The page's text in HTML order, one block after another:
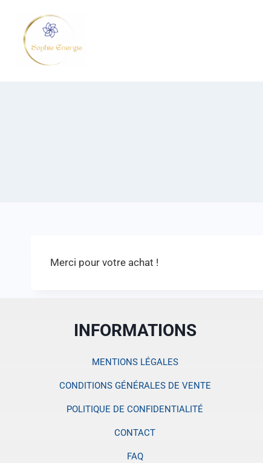
Merci pour votre achat !
INFORMATIONS
MENTIONS LÉGALES
CONDITIONS GÉNÉRALES DE VENTE
POLITIQUE DE CONFIDENTIALITÉ
CONTACT
FAQ